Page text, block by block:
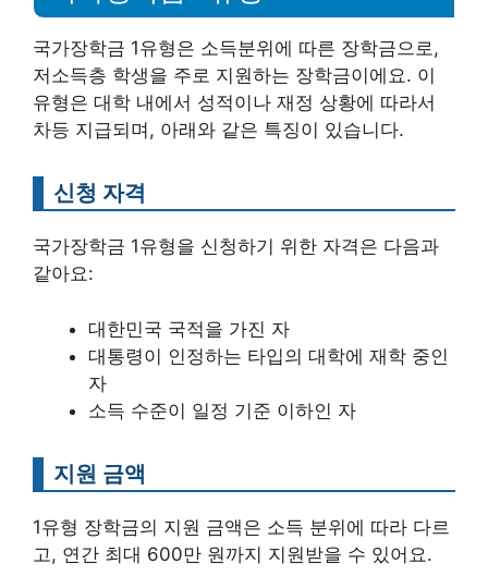
국가장학금 1유형은 소득분위에 따른 장학금으로,
저소득층 학생을 주로 지원하는 장학금이에요. 이
유형은 대학 내에서 성적이나 재정 상황에 따라서
차등 지급되며, 아래와 같은 특징이 있습니다.
신청 자격
국가장학금 1유형을 신청하기 위한 자격은 다음과
같아요:
대한민국 국적을 가진 자
대통령이 인정하는 타입의 대학에 재학 중인
자
소득 수준이 일정 기준 이하인 자
지원 금액
1유형 장학금의 지원 금액은 소득 분위에 따라 다르
고, 연간 최대 600만 원까지 지원받을 수 있어요.